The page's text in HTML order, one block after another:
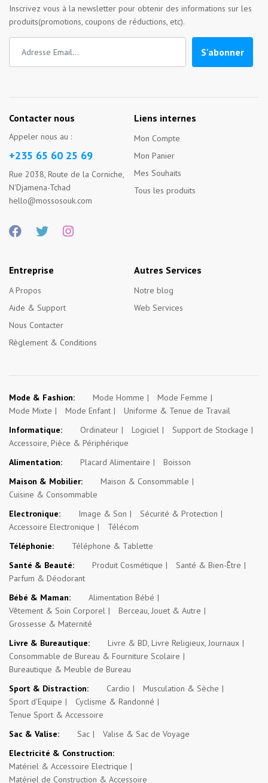
Inscrivez vous à la newsletter pour obtenir des informations sur les
produits(promotions, coupons de réductions, etc).
S'abonner
Contacter nous
Appeler nous au :
+235 65 60 25 69
Rue 2038, Route de la Corniche,
N'Djamena-Tchad
hello@mossosouk.com
Liens internes
Mon Compte
Mon Panier
Mes Souhaits
Tous les produits
Entreprise
A Propos
Aide & Support
Nous Contacter
Règlement & Conditions
Autres Services
Notre blog
Web Services
Mode & Fashion: Mode Homme
Mode Femme
Mode Mixte
Mode Enfant
Uniforme & Tenue de Travail
Informatique:
Ordinateur Logiciel
Support de Stockage
Accessoire, Pièce & Périphérique
Alimentation:
Placard Alimentaire
Boisson
Maison & Mobilier:
Maison & Consommable
Cuisine & Consommable
Electronique:
Image & Son
Sécurité & Protection
Accessoire Electronique
Télécom
Téléphonie:
Téléphone & Tablette
Santé & Beauté:
Produit Cosmétique
Santé & Bien-Être
Parfum & Déodorant
Bébé & Maman:
Alimentation Bébé
Vêtement & Soin Corporel
Berceau, Jouet & Autre
Grossesse & Maternité
Livre & Bureautique:
Livre & BD, Livre Religieux, Journaux
Consommable de Bureau & Fourniture Scolaire
Bureautique & Meuble de Bureau
Sport & Distraction:
Cardio
Musculation & Sèche
Sport d'Equipe
Cyclisme & Randonné
Tenue Sport & Accessoire
Sac & Valise:
Sac
Valise & Sac de Voyage
Electricité & Construction:
Matériel & Accessoire Electrique
Matériel de Construction & Accessoire